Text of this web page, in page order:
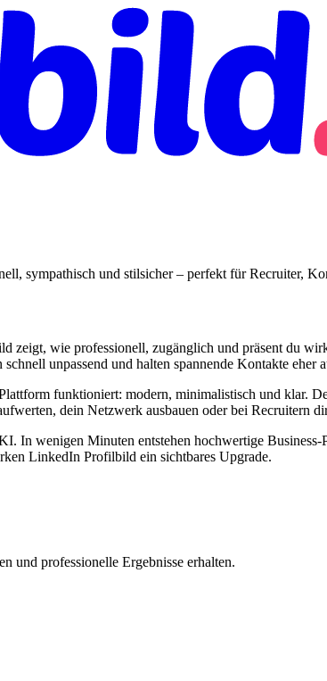
sympathisch und stilsicher – perfekt für Recruiter,
wie professionell, zugänglich und präsent du
unpassend und halten spannende Kontakte eher
funktioniert: modern, minimalistisch und klar.
dein Netzwerk ausbauen oder bei Recruitern
In wenigen Minuten entstehen hochwertige
LinkedIn Profilbild ein sichtbares Upgrade.
und professionelle Ergebnisse erhalten.